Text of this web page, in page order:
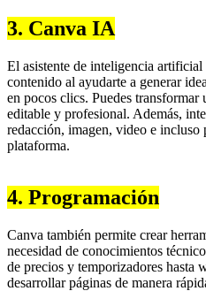
3. Canva IA
El asistente de inteligencia
contenido al ayudarte a generar
en pocos clics. Puedes
editable y profesional. Además,
redacción, imagen, video e incluso
plataforma.
4. Programación
Canva también permite crear
necesidad de conocimientos
de precios y temporizadores hasta
desarrollar páginas de manera